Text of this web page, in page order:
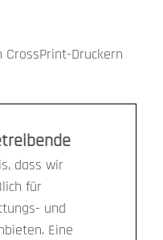
Druckern
dass wir
für
und
Eine